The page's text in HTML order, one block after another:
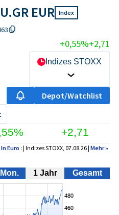
EUR Index
+0,55%+2,71
Indizes STOXX
Depot/Watchlist
+2,71
In Euro : | Indizes STOXX, 07.08.26 | Mehr»
1 Jahr Gesamt